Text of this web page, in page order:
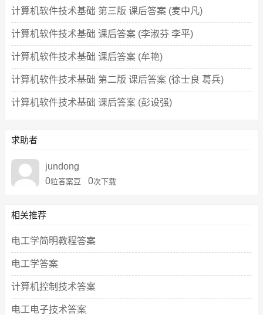
计算机软件技术基础 第三版 课后答案 (麦中凡)
计算机软件技术基础 课后答案 (李淑芬 李平)
计算机软件技术基础 课后答案 (牟艳)
计算机软件技术基础 第二版 课后答案 (徐士良 葛兵)
计算机软件技术基础 课后答案 (彭设强)
求助者
jundong
0粒答案豆 0次下载
相关推荐
电工学简明教程答案
电工学答案
计算机控制技术答案
电工电子技术答案